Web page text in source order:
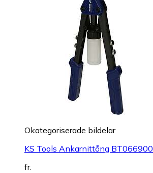
Okategoriserade bildelar
KS Tools Ankarnittång BT066900
fr.